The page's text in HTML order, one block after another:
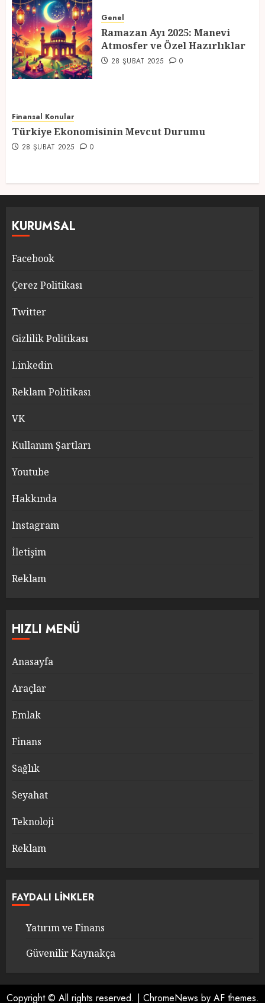
5
Atmosfer ve Özel Hazırlıklar
28 ŞUBAT 2025 0
Genel
Ramazan Ayı 2025: Manevi
Atmosfer ve Özel Hazırlıklar
28 ŞUBAT 2025 0
Finansal Konular
Türkiye Ekonomisinin Mevcut Durumu
28 ŞUBAT 2025 0
KURUMSAL
Facebook
Çerez Politikası
Twitter
Gizlilik Politikası
Linkedin
Reklam Politikası
VK
Kullanım Şartları
Youtube
Hakkında
Instagram
İletişim
Reklam
HIZLI MENÜ
Anasayfa
Araçlar
Emlak
Finans
Sağlık
Seyahat
Teknoloji
Reklam
FAYDALI LINKLER
Yatırım ve Finans
Güvenilir Kaynakça
Copyright © All rights reserved. | ChromeNews by AF themes.